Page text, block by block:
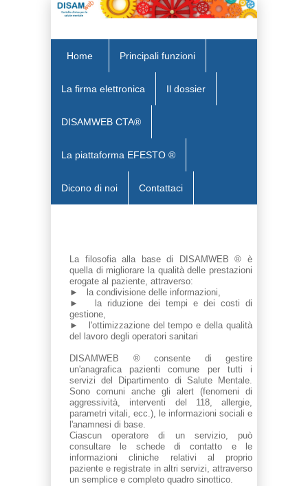
Home Principali funzioni
La firma elettronica Il dossier
DISAMWEB CTA®
La piattaforma EFESTO ®
Dicono di noi Contattaci
La filosofia alla base di DISAMWEB ® è
quella di migliorare la qualità delle prestazioni
erogate al paziente, attraverso:
► la condivisione delle informazioni,
► la riduzione dei tempi e dei costi di
gestione,
► l'ottimizzazione del tempo e della qualità
del lavoro degli operatori sanitari
DISAMWEB ® consente di gestire
un'anagrafica pazienti comune per tutti i
servizi del Dipartimento di Salute Mentale.
Sono comuni anche gli alert (fenomeni di
aggressività, interventi del 118, allergie,
parametri vitali, ecc.), le informazioni sociali e
l'anamnesi di base.
Ciascun operatore di un servizio, può
consultare le schede di contatto e le
informazioni cliniche relativi al proprio
paziente e registrate in altri servizi, attraverso
un semplice e completo quadro sinottico.